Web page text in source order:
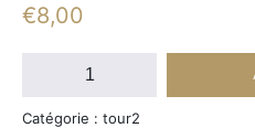
€8,00
quantité
Catégorie : tour2